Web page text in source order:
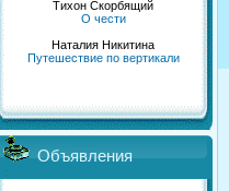
Тихон Скорбящий
О чести
Наталия Никитина
Путешествие по вертикали
Объявления